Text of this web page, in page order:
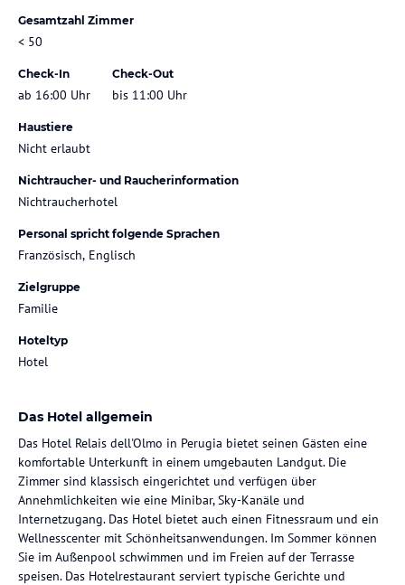
Gesamtzahl Zimmer
< 50
Check-In
ab 16:00 Uhr
Check-Out
bis 11:00 Uhr
Haustiere
Nicht erlaubt
Nichtraucher- und Raucherinformation
Nichtraucherhotel
Personal spricht folgende Sprachen
Französisch, Englisch
Zielgruppe
Familie
Hoteltyp
Hotel
Das Hotel allgemein
Das Hotel Relais dell'Olmo in Perugia bietet seinen Gästen eine
komfortable Unterkunft in einem umgebauten Landgut. Die
Zimmer sind klassisch eingerichtet und verfügen über
Annehmlichkeiten wie eine Minibar, Sky-Kanäle und
Internetzugang. Das Hotel bietet auch einen Fitnessraum und ein
Wellnesscenter mit Schönheitsanwendungen. Im Sommer können
Sie im Außenpool schwimmen und im Freien auf der Terrasse
speisen. Das Hotelrestaurant serviert typische Gerichte und